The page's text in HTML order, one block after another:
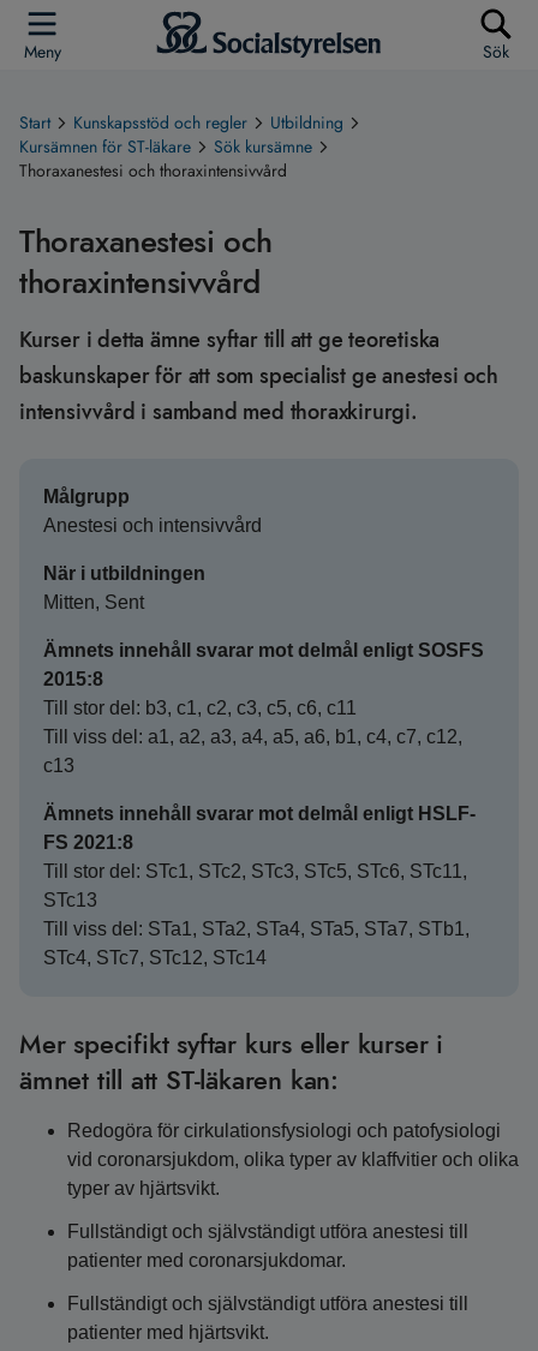
Meny Sök
Start Kunskapsstöd och regler
Utbildning
Kursämnen för ST-läkare
Sök kursämne
Thoraxanestesi och thoraxintensivvård
Thoraxanestesi och
thoraxintensivvård
Kurser i detta ämne syftar till att ge teoretiska
baskunskaper för att som specialist ge anestesi och
intensivvård i samband med thoraxkirurgi.
Målgrupp
Anestesi och intensivvård
När i utbildningen
Mitten, Sent
Ämnets innehåll svarar mot delmål enligt SOSFS
2015:8
Till stor del: b3, c1, c2, c3, c5, c6, c11
Till viss del: a1, a2, a3, a4, a5, a6, b1, c4, c7, c12,
c13
Ämnets innehåll svarar mot delmål enligt HSLF-
FS 2021:8
Till stor del: STc1, STc2, STc3, STc5, STc6, STc11,
STc13
Till viss del: STa1, STa2, STa4, STa5, STa7, STb1,
STc4, STc7, STc12, STc14
Mer specifikt syftar kurs eller kurser i
ämnet till att ST-läkaren kan:
Redogöra för cirkulationsfysiologi och patofysiologi
vid coronarsjukdom, olika typer av klaffvitier och olika
typer av hjärtsvikt.
Fullständigt och självständigt utföra anestesi till
patienter med coronarsjukdomar.
Fullständigt och självständigt utföra anestesi till
patienter med hjärtsvikt.